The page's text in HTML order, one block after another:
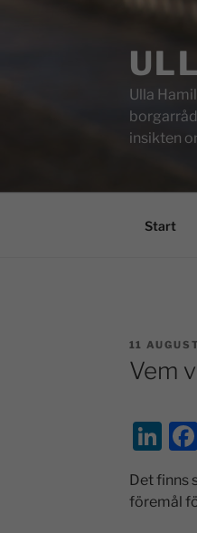
Ulla
insikten
Start
11
Vem
Li
n
k
Det finns
föremål